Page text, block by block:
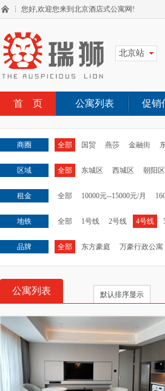
您好,欢迎您来到北京酒店式公寓网!
北京站
首 页 公寓列表 促销
商圈 全部 国贸 燕莎 金融街
区域 全部 东城区 西城区 朝阳区
租金 全部 10000元--15000元/月
地铁 全部 1号线 2号线 4号线
品牌 全部 东方豪庭 万豪行政公寓
公寓列表 默认排序显示